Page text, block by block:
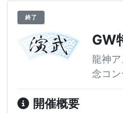
終了
GW
龍神
念コン
開催概要